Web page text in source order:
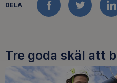
DELA
FACEBOOK
Tre goda skäl att